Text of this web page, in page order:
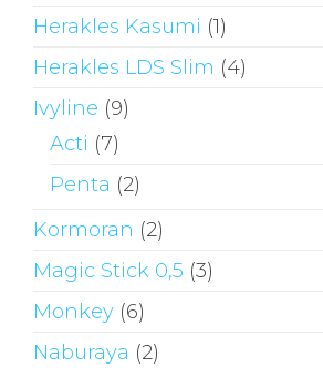
Herakles Kasumi (1)
Herakles LDS Slim (4)
Ivyline (9)
Acti (7)
Penta (2)
Kormoran (2)
Magic Stick 0,5 (3)
Monkey (6)
Naburaya (2)